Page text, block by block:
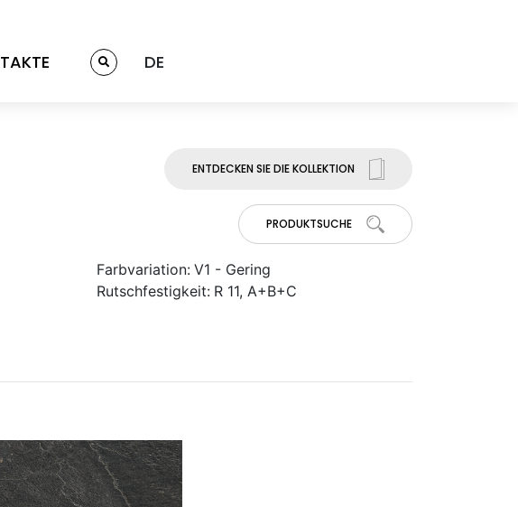
DE
ENTDECKEN SIE DIE KOLLEKTION
PRODUKTSUCHE
Farbvariation: V1 - Gering
Rutschfestigkeit: R 11, A+B+C